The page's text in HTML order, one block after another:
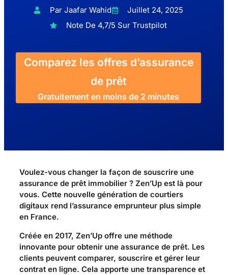
Par Jaafar Wahid
Juillet 24, 2025
Note De 4,7/5 Sur Trustpilot
Comparez les offres d’assurance
de prêt
Gratuitement en moins de 2 minutes
Voulez-vous changer la façon de souscrire une
assurance de prêt immobilier ? Zen’Up est là pour
vous. Cette nouvelle génération de courtiers
digitaux rend l’assurance emprunteur plus simple
en France.
Créée en 2017, Zen’Up offre une méthode
innovante pour obtenir une assurance de prêt. Les
clients peuvent comparer, souscrire et gérer leur
contrat en ligne. Cela apporte une transparence et